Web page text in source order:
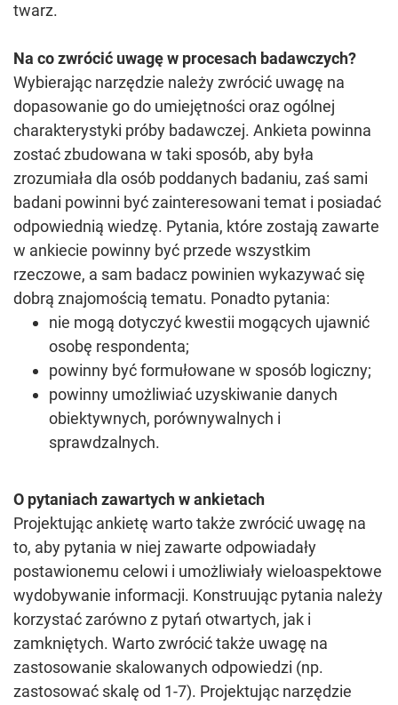
twarz.
Na co zwrócić uwagę w procesach badawczych?
Wybierając narzędzie należy zwrócić uwagę na
dopasowanie go do umiejętności oraz ogólnej
charakterystyki próby badawczej. Ankieta powinna
zostać zbudowana w taki sposób, aby była
zrozumiała dla osób poddanych badaniu, zaś sami
badani powinni być zainteresowani temat i posiadać
odpowiednią wiedzę. Pytania, które zostają zawarte
w ankiecie powinny być przede wszystkim
rzeczowe, a sam badacz powinien wykazywać się
dobrą znajomością tematu. Ponadto pytania:
nie mogą dotyczyć kwestii mogących ujawnić
osobę respondenta;
powinny być formułowane w sposób logiczny;
powinny umożliwiać uzyskiwanie danych
obiektywnych, porównywalnych i
sprawdzalnych.
O pytaniach zawartych w ankietach
Projektując ankietę warto także zwrócić uwagę na
to, aby pytania w niej zawarte odpowiadały
postawionemu celowi i umożliwiały wieloaspektowe
wydobywanie informacji. Konstruując pytania należy
korzystać zarówno z pytań otwartych, jak i
zamkniętych. Warto zwrócić także uwagę na
zastosowanie skalowanych odpowiedzi (np.
zastosować skalę od 1-7). Projektując narzędzie